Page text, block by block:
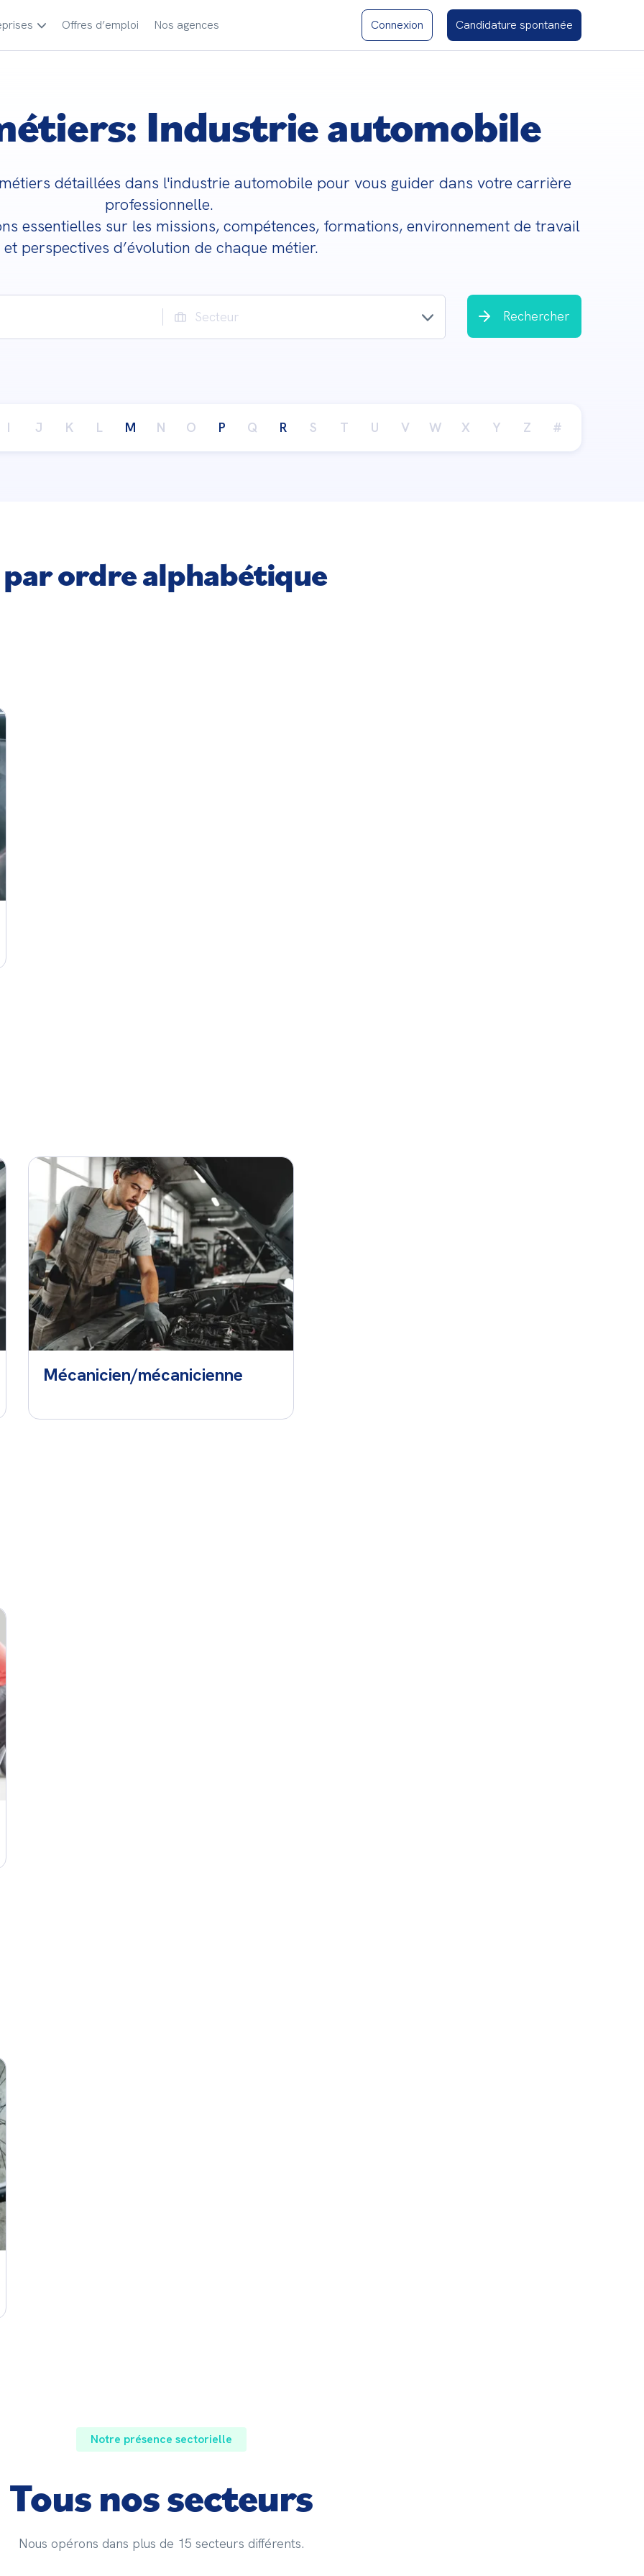
Offres d’emploi Nos agences Connexion Candidature spontanée
Industrie automobile
détaillées dans l'industrie automobile pour vous guider dans votre carrière
professionnelle.
essentielles sur les missions, compétences, formations, environnement de travail
et perspectives d’évolution de chaque métier.
Secteur Rechercher
I J K L M N O P Q R S T U V W X Y Z #
ordre alphabétique
Mécanicien/mécanicienne
Notre présence sectorielle
Tous nos secteurs
Nous opérons dans plus de 15 secteurs différents.